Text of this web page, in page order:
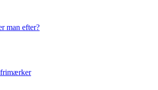
man efter?
frimærker